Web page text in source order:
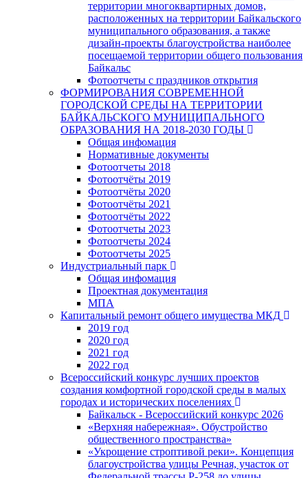
территории многоквартирных домов,
расположенных на территории Байкальского
муниципального образования, а также
дизайн-проекты благоустройства наиболее
посещаемой территории общего пользования
Байкальс
Фотоотчеты с праздников открытия
ФОРМИРОВАНИЯ СОВРЕМЕННОЙ
ГОРОДСКОЙ СРЕДЫ НА ТЕРРИТОРИИ
БАЙКАЛЬСКОГО МУНИЦИПАЛЬНОГО
ОБРАЗОВАНИЯ НА 2018-2030 ГОДЫ
Общая инфомация
Нормативные документы
Фотоотчеты 2018
Фотоотчёты 2019
Фотоотчёты 2020
Фотоотчёты 2021
Фотоотчёты 2022
Фотоотчеты 2023
Фотоотчеты 2024
Фотоотчеты 2025
Индустриальный парк
Общая инфомация
Проектная документация
МПА
Капитальный ремонт общего имущества МКД
2019 год
2020 год
2021 год
2022 год
Всероссийский конкурс лучших проектов
создания комфортной городской среды в малых
городах и исторических поселениях
Байкальск - Всероссийский конкурс 2026
«Верхняя набережная». Обустройство
общественного пространства»
«Укрощение строптивой реки». Концепция
благоустройства улицы Речная, участок от